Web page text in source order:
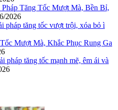
Tăng Tốc Mượt Mà, Bền Bỉ,
2026
pháp tăng tốc vượt trội, xóa bỏ ì
Mượt Mà, Khắc Phục Rung Ga
pháp tăng tốc mạnh mẽ, êm ái và